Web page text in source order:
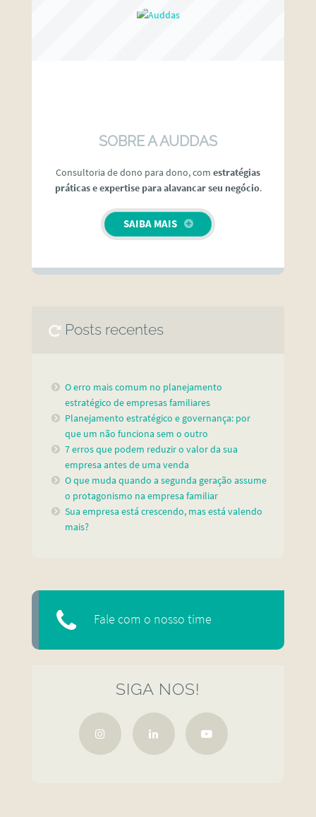
SOBRE A AUDDAS
Consultoria de dono para dono, com estratégias
práticas e expertise para alavancar seu negócio.
SAIBA MAIS
Posts recentes
O erro mais comum no planejamento
estratégico de empresas familiares
Planejamento estratégico e governança: por
que um não funciona sem o outro
7 erros que podem reduzir o valor da sua
empresa antes de uma venda
O que muda quando a segunda geração assume
o protagonismo na empresa familiar
Sua empresa está crescendo, mas está valendo
mais?
Fale com o nosso time
SIGA NOS!